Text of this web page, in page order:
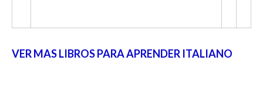
VER MAS LIBROS PARA APRENDER ITALIANO